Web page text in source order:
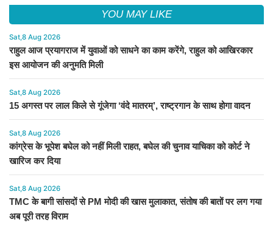
YOU MAY LIKE
Sat,8 Aug 2026
राहुल आज प्रयागराज में युवाओं को साधने का काम करेंगे, राहुल को आखिरकार
इस आयोजन की अनुमति मिली
Sat,8 Aug 2026
15 अगस्त पर लाल किले से गूंजेगा ‘वंदे मातरम्’, राष्ट्रगान के साथ होगा वादन
Sat,8 Aug 2026
कांग्रेस के भूपेश बघेल को नहीं मिली राहत, बघेल की चुनाव याचिका को कोर्ट ने
खारिज कर दिया
Sat,8 Aug 2026
TMC के बागी सांसदों से PM मोदी की खास मुलाकात, संतोष की बातों पर लग गया
अब पूरी तरह विराम